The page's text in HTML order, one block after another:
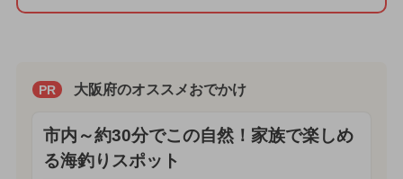
PR 大阪府のオススメおでかけ
市内～約30分でこの自然！家族で楽しめ
る海釣りスポット